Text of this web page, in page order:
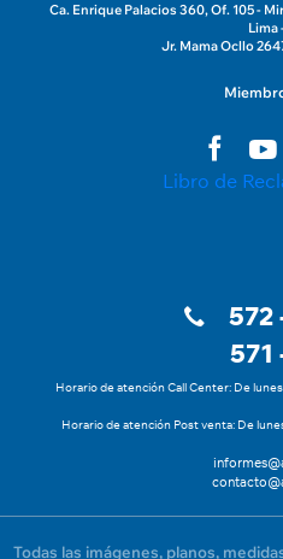
Ca. Enrique Palacios 360, Of. 105 -
Lima
Jr. Mama Ocllo
Libro de
572
571
Horario de atención Call Center: De
Horario de atención Post venta: De
Todas las imágenes, planos,